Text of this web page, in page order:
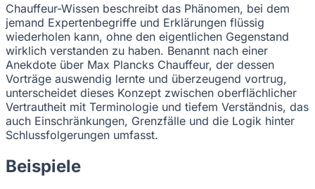
Chauffeur-Wissen beschreibt das Phänomen, bei dem
jemand Expertenbegriffe und Erklärungen flüssig
wiederholen kann, ohne den eigentlichen Gegenstand
wirklich verstanden zu haben. Benannt nach einer
Anekdote über Max Plancks Chauffeur, der dessen
Vorträge auswendig lernte und überzeugend vortrug,
unterscheidet dieses Konzept zwischen oberflächlicher
Vertrautheit mit Terminologie und tiefem Verständnis, das
auch Einschränkungen, Grenzfälle und die Logik hinter
Schlussfolgerungen umfasst.
Beispiele